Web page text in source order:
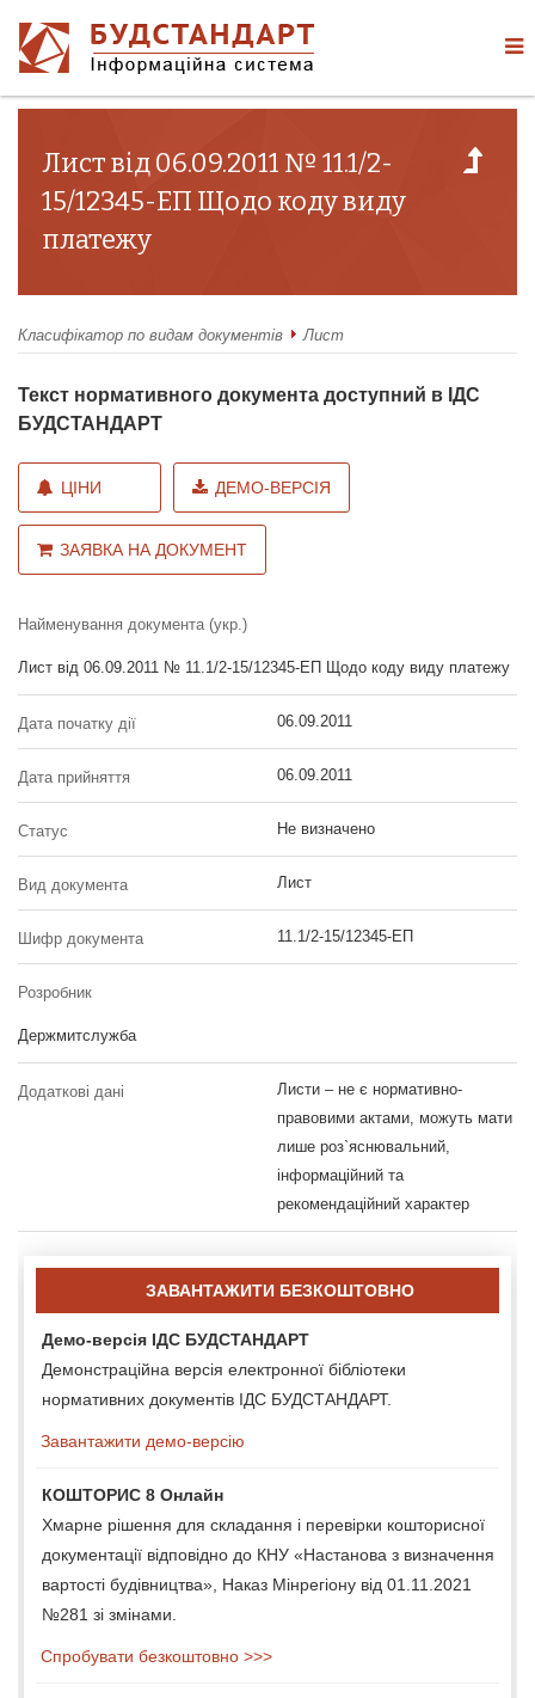
Лист від 06.09.2011 № 11.1/2-
15/12345-ЕП Щодо коду виду
платежу
Класифікатор по видам документів Лист
Текст нормативного документа доступний в ІДС
БУДСТАНДАРТ
ЦІНИ ДЕМО-ВЕРСІЯ
ЗАЯВКА НА ДОКУМЕНТ
Найменування документа (укр.)
Лист від 06.09.2011 № 11.1/2-15/12345-ЕП Щодо коду виду платежу
Дата початку дії 06.09.2011
Дата прийняття 06.09.2011
Статус Не визначено
Вид документа Лист
Шифр документа 11.1/2-15/12345-ЕП
Розробник
Держмитслужба
Додаткові дані
Листи – не є нормативно-
правовими актами, можуть мати
лише роз`яснювальний,
інформаційний та
рекомендаційний характер
ЗАВАНТАЖИТИ БЕЗКОШТОВНО
Демо-версія ІДС БУДСТАНДАРТ
Демонстраційна версія електронної бібліотеки
нормативних документів ІДС БУДСТАНДАРТ.
Завантажити демо-версію
КОШТОРИС 8 Онлайн
Хмарне рішення для складання і перевірки кошторисної
документації відповідно до КНУ «Настанова з визначення
вартості будівництва», Наказ Мінрегіону від 01.11.2021
№281 зі змінами.
Спробувати безкоштовно >>>